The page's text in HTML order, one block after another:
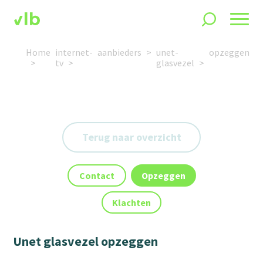
Home internet-
tv
aanbieders
unet-
glasvezel
opzeggen
Terug naar overzicht
Contact Opzeggen
Klachten
Unet glasvezel opzeggen